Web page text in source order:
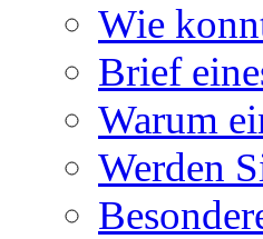
Wie
Brief
Warum
Werden